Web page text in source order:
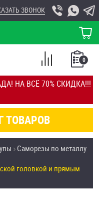
НА ВСЁ 70% СКИДКА!!!
ЗВОНОК
КОРЗИНА
ТОВАРОВ
0
СПИСОК
СРАВНЕНИЕ
Саморезы по металлу
головкой и прямым